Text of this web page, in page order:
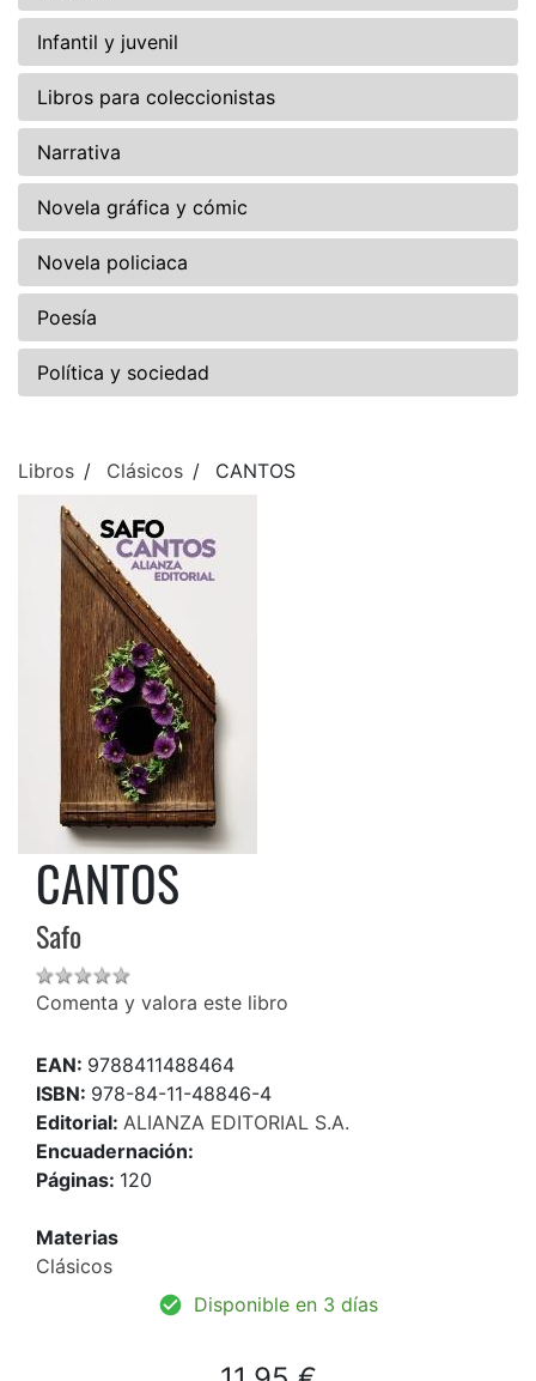
Infantil y juvenil
Libros para coleccionistas
Narrativa
Novela gráfica y cómic
Novela policiaca
Poesía
Política y sociedad
Libros Clásicos CANTOS
CANTOS
Safo
Comenta y valora este libro
EAN: 9788411488464
ISBN: 978-84-11-48846-4
Editorial: ALIANZA EDITORIAL S.A.
Encuadernación:
Páginas: 120
Materias
Clásicos
Disponible en 3 días